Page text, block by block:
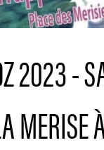
2023 -
MERISE